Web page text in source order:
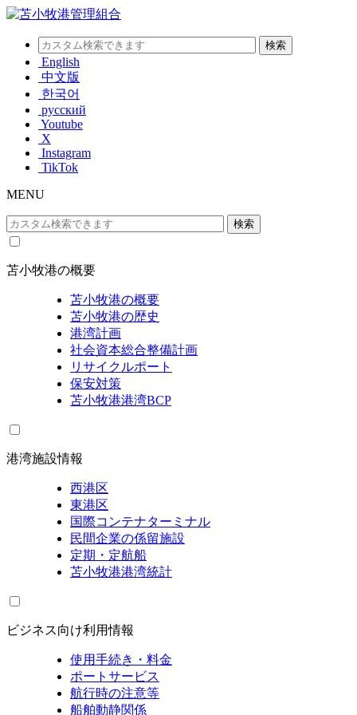
English
中文版
한국어
русский
Youtube
X
Instagram
TikTok
MENU
苫小牧港の概要
苫小牧港の概要
苫小牧港の歴史
港湾計画
社会資本総合整備計画
リサイクルポート
保安対策
苫小牧港港湾BCP
港湾施設情報
西港区
東港区
国際コンテナターミナル
民間企業の係留施設
定期・定航船
苫小牧港港湾統計
ビジネス向け利用情報
使用手続き・料金
ポートサービス
航行時の注意等
船舶動静関係